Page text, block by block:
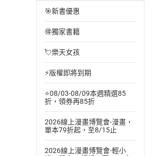
🎯新書優惠
🉐獨家書籍
💘樂天女孩
⚡版權即將到期
⭐08/03-08/09本週精選85
折，領券再85折
2026線上漫畫博覽會-漫畫，
單本79折起，至8/15止
2026線上漫畫博覽會-輕小